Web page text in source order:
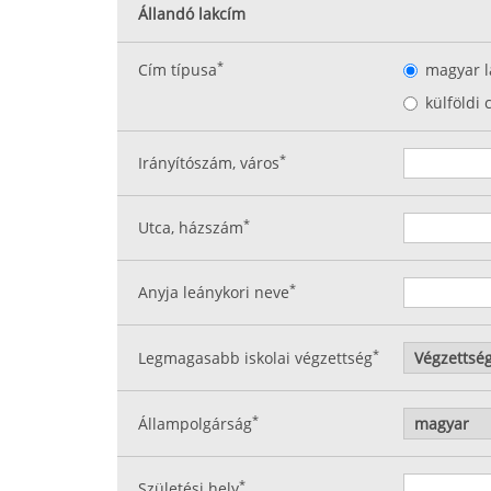
Állandó lakcím
Cím típusa*
magyar
külföldi
Irányítószám, város*
Utca, házszám*
Anyja leánykori neve*
Legmagasabb iskolai végzettség*
Állampolgárság*
*